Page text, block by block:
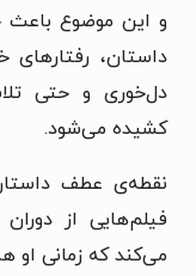
و این موضوع
داستان، رفتارهای
دل‌خوری و حتی
کشیده می‌شود.
نقطه‌ی عطف
فیلم‌هایی از
می‌کند که زمانی او